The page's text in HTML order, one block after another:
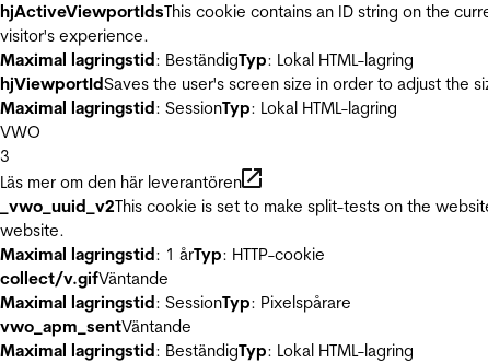
hjActiveViewportIdsThis cookie contains an ID string on the
visitor's experience.
Maximal lagringstid: BeständigTyp: Lokal HTML-lagring
hjViewportIdSaves the user's screen size in order to adjust the
Maximal lagringstid: SessionTyp: Lokal HTML-lagring
VWO
3
Läs mer om den här leverantören
_vwo_uuid_v2This cookie is set to make split-tests on the
website.
Maximal lagringstid: 1 årTyp: HTTP-cookie
collect/v.gifVäntande
Maximal lagringstid: SessionTyp: Pixelspårare
vwo_apm_sentVäntande
Maximal lagringstid: BeständigTyp: Lokal HTML-lagring